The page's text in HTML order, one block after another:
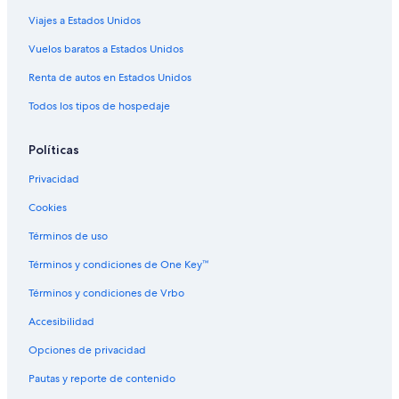
Viajes a Estados Unidos
Vuelos baratos a Estados Unidos
Renta de autos en Estados Unidos
Todos los tipos de hospedaje
Políticas
Privacidad
Cookies
Términos de uso
Términos y condiciones de One Key™
Términos y condiciones de Vrbo
Accesibilidad
Opciones de privacidad
Pautas y reporte de contenido